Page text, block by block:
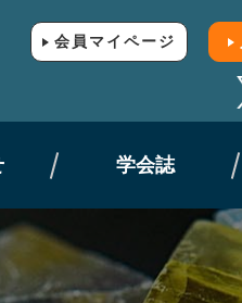
会員マイページ
学会誌